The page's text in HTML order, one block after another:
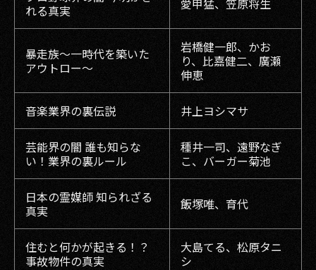
れる真実
愛甲猛、笠原将生
暴走族〜一時代を築いた
アウトロー〜
岩橋健一郎、かお
り、比嘉健二、廣瀬
伸恵
音楽業界の裏伝説 井上ヨシマサ
芸能界の闇 誰も知らな
い！業界の裏ルール
種井一司、遠野なぎ
こ、バーガー菊池
日本の霊媒師 知られざる
真実
飯塚唯、育代
住むと何かが起きる！？
事故物件の真実
大島てる、松原タニ
シ